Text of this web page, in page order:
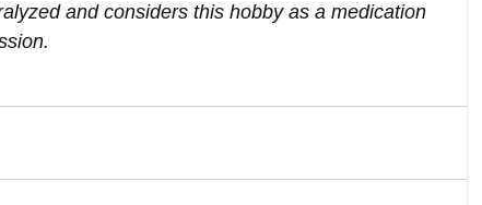
and considers this hobby as a medication